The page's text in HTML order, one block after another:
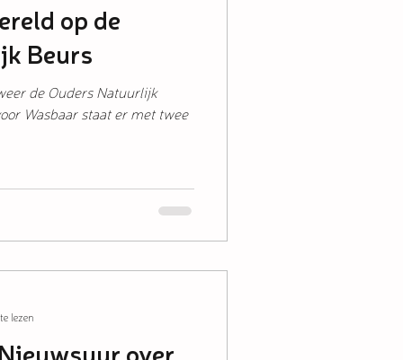
op de
Beurs
de Ouders Natuurlijk
Wasbaar staat er met twee
over
lezen